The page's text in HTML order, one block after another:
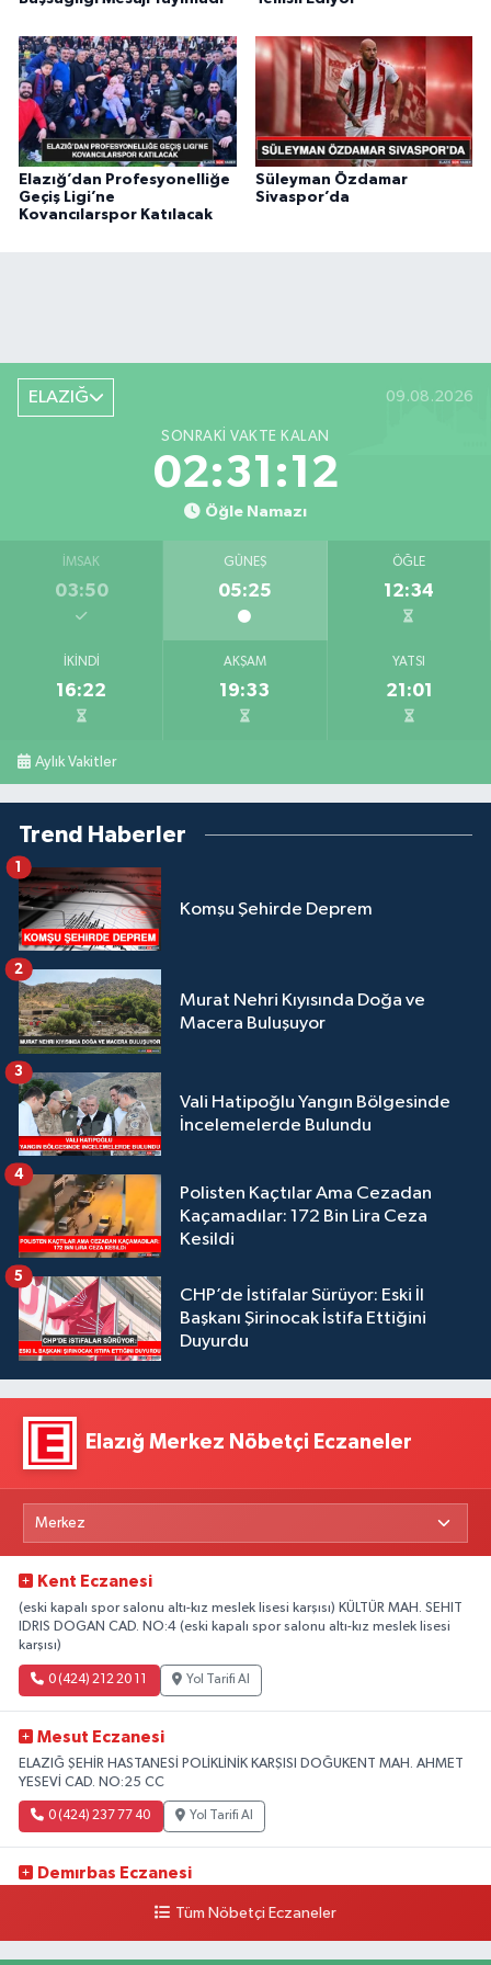
Elazığ’dan Profesyonelliğe
Geçiş Ligi’ne
Kovancılarspor Katılacak
Süleyman Özdamar
Sivaspor’da
ELAZIĞ 09.08.2026
SONRAKI VAKTE KALAN
02:31:12
Öğle Namazı
İMSAK
03:50
GÜNEŞ
05:25
ÖĞLE
12:34
İKINDI
16:22
AKŞAM
19:33
YATSI
21:01
Aylık Vakitler
Trend Haberler
Komşu Şehirde Deprem
1
Murat Nehri Kıyısında Doğa ve
Macera Buluşuyor
2
Vali Hatipoğlu Yangın Bölgesinde
İncelemelerde Bulundu
3
Polisten Kaçtılar Ama Cezadan
Kaçamadılar: 172 Bin Lira Ceza
Kesildi
4
CHP’de İstifalar Sürüyor: Eski İl
Başkanı Şirinocak İstifa Ettiğini
Duyurdu
5
Elazığ Merkez Nöbetçi Eczaneler
Kent Eczanesi
(eski kapalı spor salonu altı-kız meslek lisesi karşısı) KÜLTÜR MAH. SEHIT
IDRIS DOGAN CAD. NO:4 (eski kapalı spor salonu altı-kız meslek lisesi
karşısı)
0 (424) 212 20 11 Yol Tarifi Al
Mesut Eczanesi
ELAZIĞ ŞEHİR HASTANESİ POLİKLİNİK KARŞISI DOĞUKENT MAH. AHMET
YESEVİ CAD. NO:25 CC
0 (424) 237 77 40 Yol Tarifi Al
Demırbas Eczanesi
Tüm Nöbetçi Eczaneler